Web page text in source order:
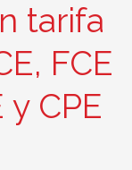
tarifa
FCE
CPE